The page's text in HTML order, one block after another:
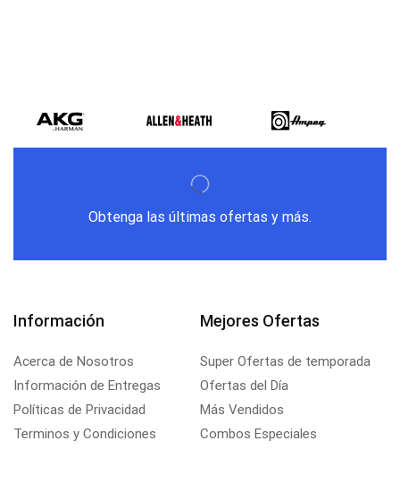
Obtenga las últimas ofertas y más.
Información
Acerca de Nosotros
Información de Entregas
Políticas de Privacidad
Terminos y Condiciones
Mejores Ofertas
Super Ofertas de temporada
Ofertas del Día
Más Vendidos
Combos Especiales